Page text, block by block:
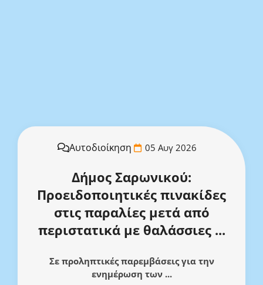
Αυτοδιοίκηση 05 Αυγ 2026
Δήμος Σαρωνικού:
Προειδοποιητικές πινακίδες
στις παραλίες μετά από
περιστατικά με θαλάσσιες ...
Σε προληπτικές παρεμβάσεις για την
ενημέρωση των ...